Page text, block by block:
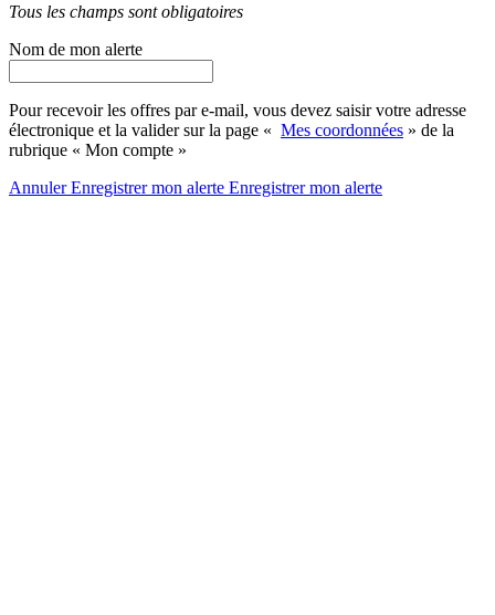
Tous les champs sont obligatoires
Nom de mon alerte
Pour recevoir les offres par e-mail, vous devez saisir votre adresse
électronique et la valider sur la page « Mes coordonnées » de la
rubrique « Mon compte »
AnnulerEnregistrer mon alerte Enregistrermon alerte